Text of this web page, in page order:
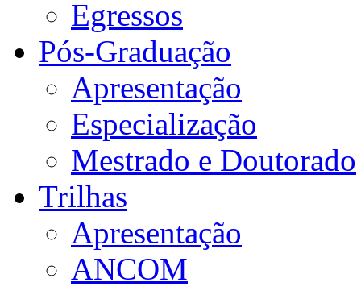
Egressos
Pós-Graduação
Apresentação
Especialização
Mestrado e Doutorado
Trilhas
Apresentação
ANCOM